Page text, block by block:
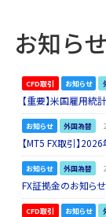
お知らせ
CFD取引 お知らせ
【重要】米国雇用
お知らせ 外国為替
【MT5 FX取引】
お知らせ 外国為替
FX証拠金のお知ら
CFD取引 お知らせ